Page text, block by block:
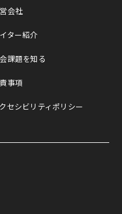
会社
ター紹介
課題を知る
事項
セシビリティポリシー